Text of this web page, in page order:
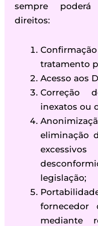
sempre
direitos:
tratamento
Acesso aos
Correção
inexatos ou
eliminação
legislação;
fornecedor
mediante